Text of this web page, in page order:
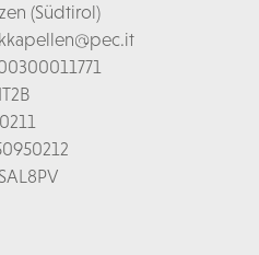
(Südtirol)